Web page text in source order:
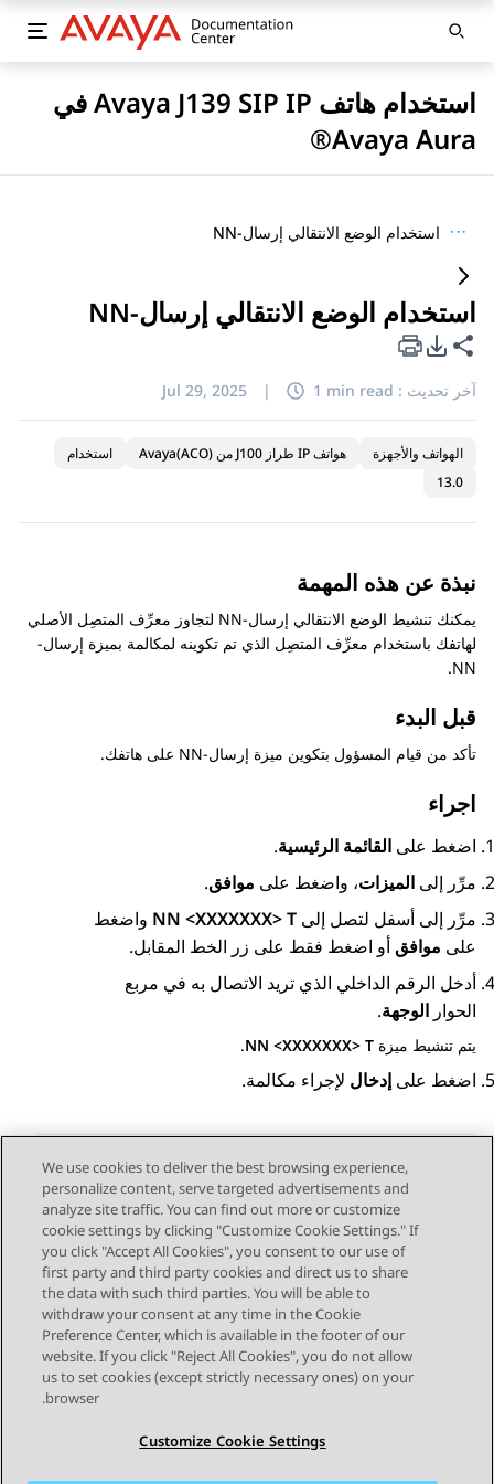
استخدام هاتف Avaya J139 SIP IP في
Avaya Aura®
··· استخدام الوضع الانتقالي إرسال-NN
استخدام الوضع الانتقالي إرسال-NN
مشاركة هذه الصفحة
خيارات تصدير PDF
آخر تحديث : Jul 29, 2025 | 1 min read
الهواتف والأجهزة هواتف IP طراز J100 من Avaya(ACO)
استخدام
13.0
نبذة عن هذه المهمة
يمكنك تنشيط الوضع الانتقالي إرسال-NN لتجاوز معرِّف المتصِل الأصلي
لهاتفك باستخدام معرِّف المتصِل الذي تم تكوينه لمكالمة بميزة إرسال-
NN.
قبل البدء
تأكد من قيام المسؤول بتكوين ميزة إرسال-NN على هاتفك.
اجراء
اضغط على القائمة الرئيسية.
مرِّر إلى الميزات، واضغط على موافق.
مرِّر إلى أسفل لتصل إلى NN <XXXXXXX> T واضغط
على موافقأو اضغط فقط على زر الخط المقابل.
أدخل الرقم الداخلي الذي تريد الاتصال به في مربع
الحوار الوجهة.
يتم تنشيط ميزة NN <XXXXXXX> T
.
اضغط على إدخال لإجراء مكالمة.
Send Feedback
Topic navigation
الموضوع السابق الموضوع التالي
STAY CONNECTED
We use cookies to deliver the best browsing experience,
personalize content, serve targeted advertisements and
analyze site traffic. You can find out more or customize
cookie settings by clicking "Customize Cookie Settings." If
you click "Accept All Cookies", you consent to our use of
first party and third party cookies and direct us to share
the data with such third parties. You will be able to
withdraw your consent at any time in the Cookie
Preference Center, which is available in the footer of our
website. If you click "Reject All Cookies", you do not allow
us to set cookies (except strictly necessary ones) on your
browser.
Customize Cookie Settings